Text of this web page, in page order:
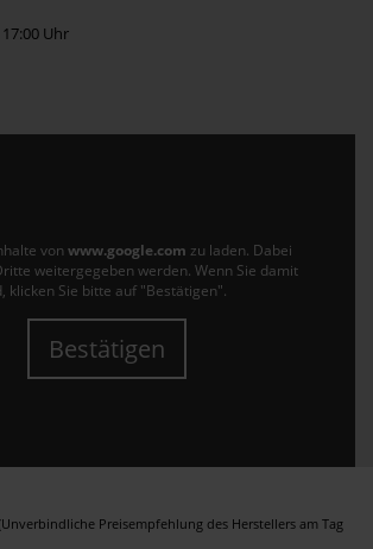
Uhr
von www.google.com zu laden. Dabei
weitergegeben werden. Wenn Sie damit
klicken Sie bitte auf "Bestätigen".
Bestätigen
Preisempfehlung des Herstellers am Tag